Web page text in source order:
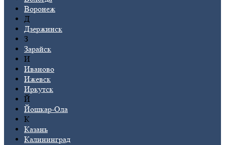
Воронеж
Д
Дзержинск
З
Зарайск
И
Иваново
Ижевск
Иркутск
Й
Йошкар-Ола
К
Казань
Калининград